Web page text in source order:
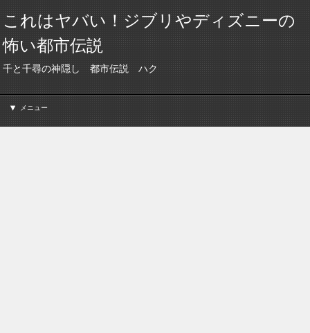
これはヤバい！ジブリやディズニーの
怖い都市伝説
千と千尋の神隠し 都市伝説 ハク
メニュー